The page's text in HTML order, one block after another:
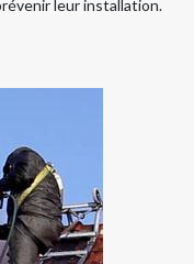
leur installation.